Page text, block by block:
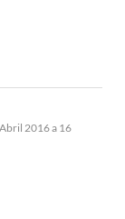
2016 a 16